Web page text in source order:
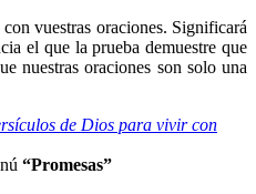
vuestras oraciones. Significará
el que la prueba demuestre que
nuestras oraciones son solo una
de Dios para vivir con
“Promesas”